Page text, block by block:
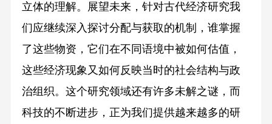
立体的理解。展望未来，针对古代经济研究我
们应继续深入探讨分配与获取的机制，谁掌握
了这些物资，它们在不同语境中被如何估值，
这些经济现象又如何反映当时的社会结构与政
治组织。这个研究领域还有许多未解之谜，而
科技的不断进步，正为我们提供越来越多的研